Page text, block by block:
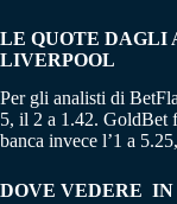
LE QUOTE DAGLI
LIVERPOOL
Per gli analisti di
5, il 2 a 1.42. GoldBet
banca invece l’1 a
DOVE VEDERE